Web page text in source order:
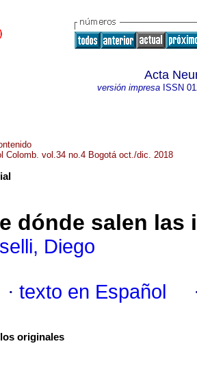
Acta
versión impresaISSN
Colomb. vol.34 no.4 Bogotá oct./dic. 2018
dónde salen las
Diego
· texto en Español
originales